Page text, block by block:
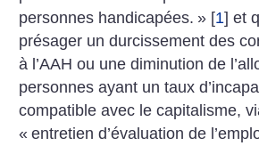
personnes handicapées. » [1] et
présager un durcissement des
à l’AAH ou une diminution de
personnes ayant un taux
compatible avec le capitalisme,
« entretien d’évaluation de